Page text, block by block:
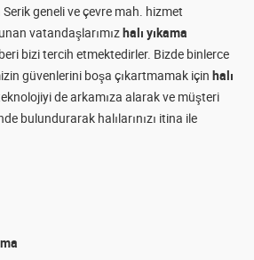
geneli ve çevre mah. hizmet
vatandaşlarımızhalı yıkama
bizi tercih etmektedirler. Bizde binlerce
güvenlerini boşa çıkartmamak için halı
de arkamıza alarak ve müşteri
bulundurarak halılarınızı itina ile